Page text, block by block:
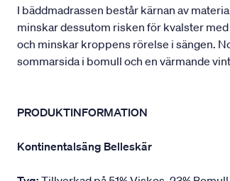
I bäddmadrassen består kärnan av
minskar dessutom risken för kvalster
och minskar kroppens rörelse i sängen.
sommarsida i bomull och en värmande
PRODUKTINFORMATION
Kontinentalsäng Belleskär